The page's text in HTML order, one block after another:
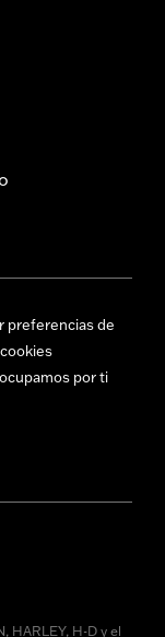
preferencias de
cookies
por ti
HARLEY, H-D y el